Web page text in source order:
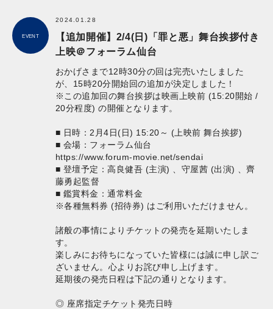
EVENT
2024.01.28
【追加開催】2/4(日)「罪と悪」舞台挨拶付き
上映＠フォーラム仙台
おかげさまで12時30分の回は完売いたしました
が、15時20分開始回の追加が決定しました！
※この追加回の舞台挨拶は映画上映前 (15:20開始 /
20分程度) の開催となります。
■ 日時：2月4日(日) 15:20～ (上映前 舞台挨拶)
■ 会場：フォーラム仙台
https://www.forum-movie.net/sendai
■ 登壇予定：高良健吾 (主演) 、守屋茜 (出演) 、齊
藤勇起監督
■ 鑑賞料金：通常料金
※各種無料券 (招待券) はご利用いただけません。
諸般の事情によりチケットの発売を延期いたしま
す。
楽しみにお待ちになっていた皆様には誠に申し訳ご
ざいません。心よりお詫び申し上げます。
延期後の発売日程は下記の通りとなります。
◎ 座席指定チケット発売日時